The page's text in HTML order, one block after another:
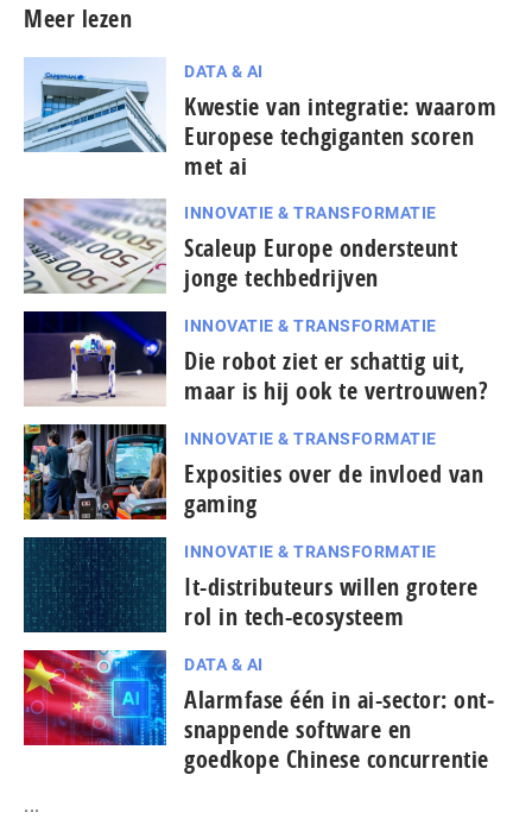
Meer lezen
DATA & AI
Kwestie van integratie: waarom
Europese techgiganten scoren
met ai
INNOVATIE & TRANSFORMATIE
Scaleup Europe ondersteunt
jonge techbedrijven
INNOVATIE & TRANSFORMATIE
Die robot ziet er schattig uit,
maar is hij ook te vertrouwen?
INNOVATIE & TRANSFORMATIE
Exposities over de invloed van
gaming
INNOVATIE & TRANSFORMATIE
It-dis­tri­bu­teurs willen grotere
rol in tech-ecosysteem
DATA & AI
Alarmfase één in ai-sector: ont­
snap­pen­de software en
goedkope Chinese con­cur­ren­tie
...